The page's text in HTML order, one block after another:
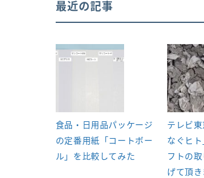
最近の記事
食品・日用品パッケージ
の定番用紙「コートボー
ル」を比較してみた
テレビ
なぐヒ
フトの
げて頂